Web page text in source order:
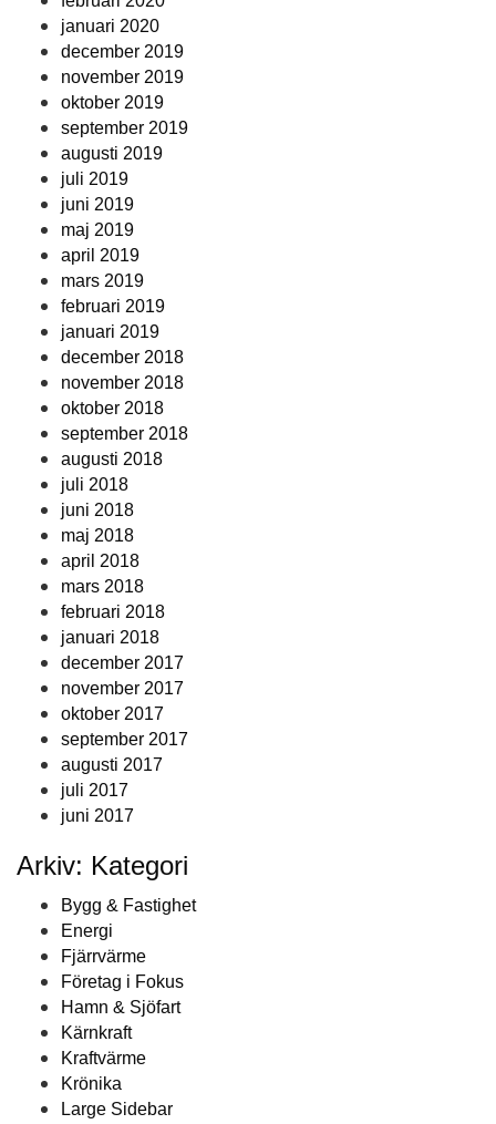
januari 2020
december 2019
november 2019
oktober 2019
september 2019
augusti 2019
juli 2019
juni 2019
maj 2019
april 2019
mars 2019
februari 2019
januari 2019
december 2018
november 2018
oktober 2018
september 2018
augusti 2018
juli 2018
juni 2018
maj 2018
april 2018
mars 2018
februari 2018
januari 2018
december 2017
november 2017
oktober 2017
september 2017
augusti 2017
juli 2017
juni 2017
Arkiv: Kategori
Bygg & Fastighet
Energi
Fjärrvärme
Företag i Fokus
Hamn & Sjöfart
Kärnkraft
Kraftvärme
Krönika
Large Sidebar